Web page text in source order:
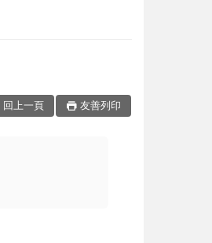
回上一頁 友善列印